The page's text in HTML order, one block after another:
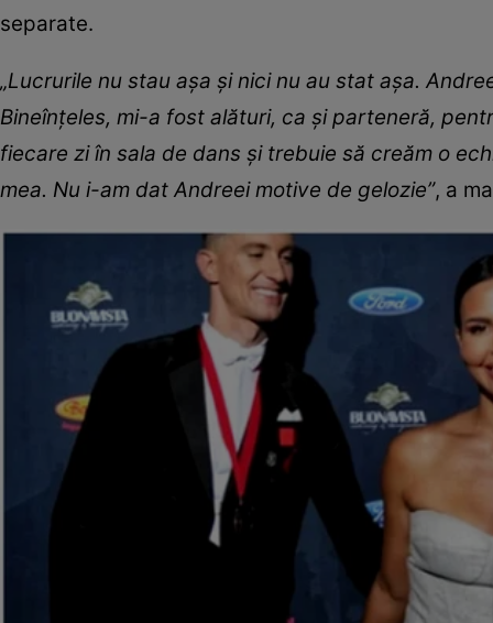
separate.
„Lucrurile nu stau așa și nici nu au stat așa.
Bineînțeles, mi-a fost alături, ca și parteneră,
fiecare zi în sala de dans și trebuie să creăm o
mea. Nu i-am dat Andreei motive de gelozie”, a